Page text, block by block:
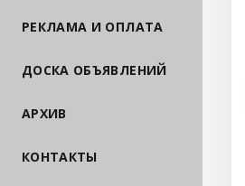
РЕКЛАМА И ОПЛАТА
ДОСКА ОБЪЯВЛЕНИЙ
АРХИВ
КОНТАКТЫ